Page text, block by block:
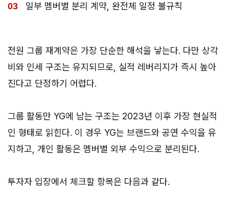
일부 멤버별 분리 계약, 완전체 일정 불규칙
전원 그룹 재계약은 가장 단순한 해석을 낳는다. 다만 상각
비와 인세 구조는 유지되므로, 실적 레버리지가 즉시 높아
진다고 단정하기 어렵다.
그룹 활동만 YG에 남는 구조는 2023년 이후 가장 현실적
인 형태로 읽힌다. 이 경우 YG는 브랜드와 공연 수익을 유
지하고, 개인 활동은 멤버별 외부 수익으로 분리된다.
투자자 입장에서 체크할 항목은 다음과 같다.